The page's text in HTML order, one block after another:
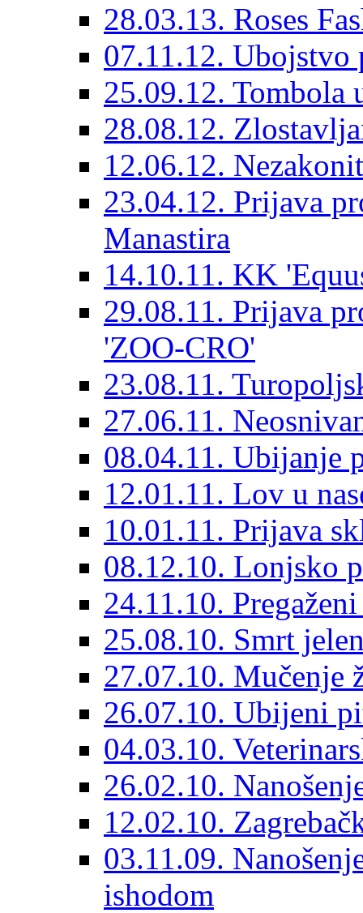
28.03.13. Roses
07.11.12. Ubojstvo
25.09.12. Tombola
28.08.12.
12.06.12.
23.04.12. Prijava
Manastira
14.10.11. KK
29.08.11. Prijava
'ZOO-CRO'
23.08.11.
27.06.11.
08.04.11. Ubijanje
12.01.11. Lov u
10.01.11. Prijava
08.12.10. Lonjsko
24.11.10.
25.08.10. Smrt
27.07.10. Mučenje
26.07.10. Ubijeni
04.03.10.
26.02.10.
12.02.10.
03.11.09.
ishodom